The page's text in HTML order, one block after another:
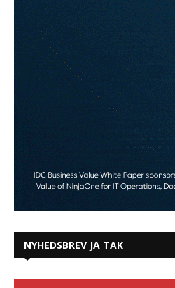
NYHEDSBREV JA TAK